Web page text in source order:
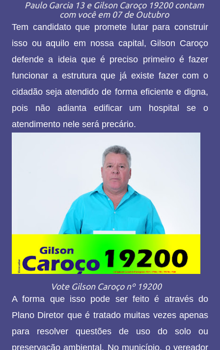
Paulo Garcia 13 e Gilson Caroço 19200 contam
com você em 07 de Outubro
Tem candidato que promete lutar para construir
isso ou aquilo em nossa capital, Gilson Caroço
defende a ideia que é preciso primeiro é fazer
funcionar a estrutura que já existe fazer com o
cidadão seja atendido de forma eficiente e digna,
pois não adianta edificar um hospital se o
atendimento nele será precário.
Vote Gilson Caroço nº 19200
A forma que isso pode ser feito é através do
Plano Diretor que é tratado muitas vezes apenas
para resolver questões de uso do solo ou
preservação ambiental. No município, o vereador